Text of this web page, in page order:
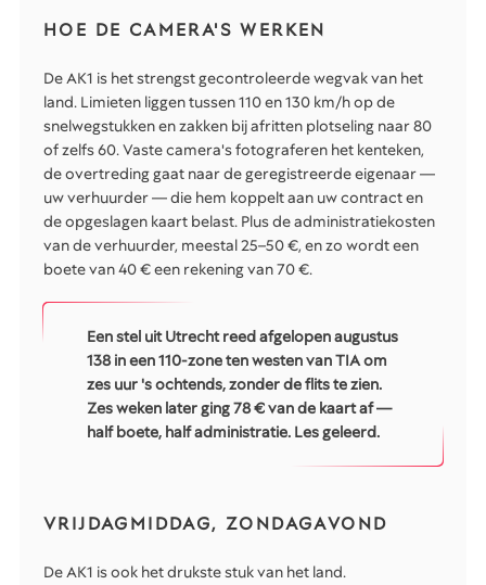
HOE DE CAMERA'S WERKEN
De AK1 is het strengst gecontroleerde wegvak van het
land. Limieten liggen tussen 110 en 130 km/h op de
snelwegstukken en zakken bij afritten plotseling naar 80
of zelfs 60. Vaste camera's fotograferen het kenteken,
de overtreding gaat naar de geregistreerde eigenaar —
uw verhuurder — die hem koppelt aan uw contract en
de opgeslagen kaart belast. Plus de administratiekosten
van de verhuurder, meestal 25–50 €, en zo wordt een
boete van 40 € een rekening van 70 €.
Een stel uit Utrecht reed afgelopen augustus
138 in een 110-zone ten westen van TIA om
zes uur 's ochtends, zonder de flits te zien.
Zes weken later ging 78 € van de kaart af —
half boete, half administratie. Les geleerd.
VRIJDAGMIDDAG, ZONDAGAVOND
De AK1 is ook het drukste stuk van het land.